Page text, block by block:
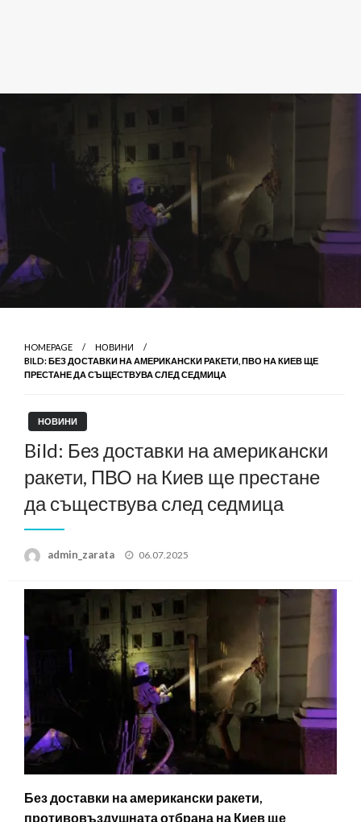
HOMEPAGE
НОВИНИ
BILD: БЕЗ ДОСТАВКИ НА АМЕРИКАНСКИ РАКЕТИ, ПВО НА КИЕВ ЩЕ
ПРЕСТАНЕ ДА СЪЩЕСТВУВА СЛЕД СЕДМИЦА
НОВИНИ
Bild: Без доставки на американски
ракети, ПВО на Киев ще престане
да съществува след седмица
admin_zarata
Posted
06.07.2025
Без доставки на американски ракети,
противовъздушната отбрана на Киев ще